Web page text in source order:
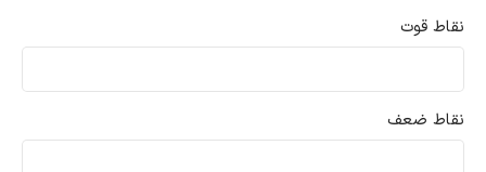
نقاط قوت
نقاط ضعف